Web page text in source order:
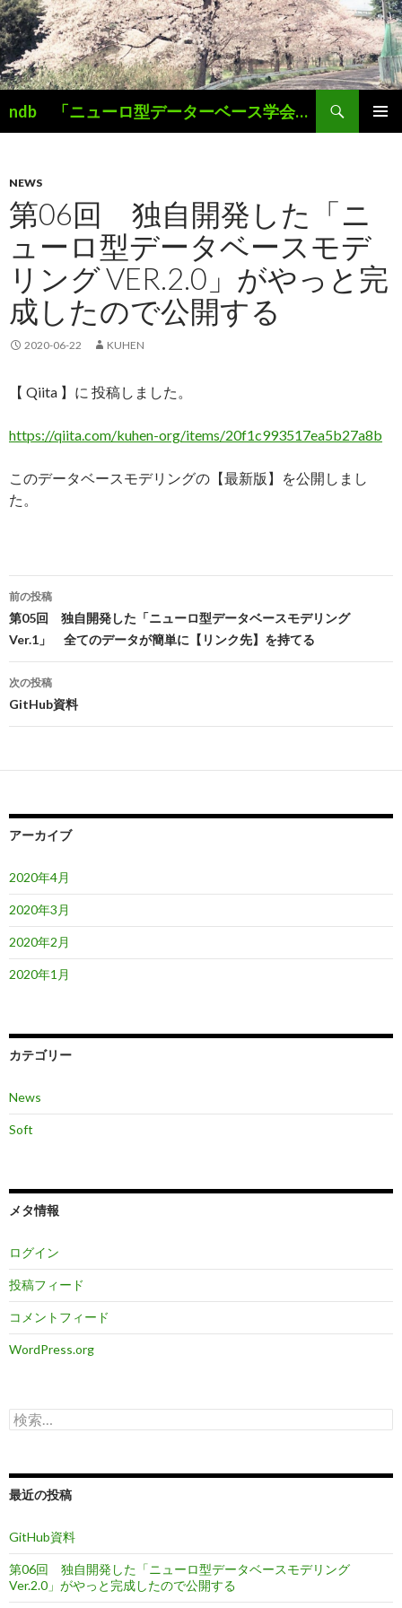
ndb 「ニューロ型データーベース学会」 Simplicity is the Key
索
ン
ツ
へ
キ
ッ
NEWS
第06回 独自開発した「ニ
ューロ型データベースモデ
リング VER.2.0」がやっと完
成したので公開する
2020-06-22 KUHEN
【 Qiita 】に 投稿しました。
https://qiita.com/kuhen-org/items/20f1c993517ea5b27a8b
このデータベースモデリングの【最新版】を公開しまし
た。
投
稿
ナ
ビ
ゲ
シ
ョ
ン
前の投稿
第05回 独自開発した「ニューロ型データベースモデリング
Ver.1」 全てのデータが簡単に【リンク先】を持てる
次の投稿
GitHub資料
アーカイブ
2020年4月
2020年3月
2020年2月
2020年1月
カテゴリー
News
Soft
メタ情報
ログイン
投稿フィード
コメントフィード
WordPress.org
検
索:
最近の投稿
GitHub資料
第06回 独自開発した「ニューロ型データベースモデリング
Ver.2.0」がやっと完成したので公開する